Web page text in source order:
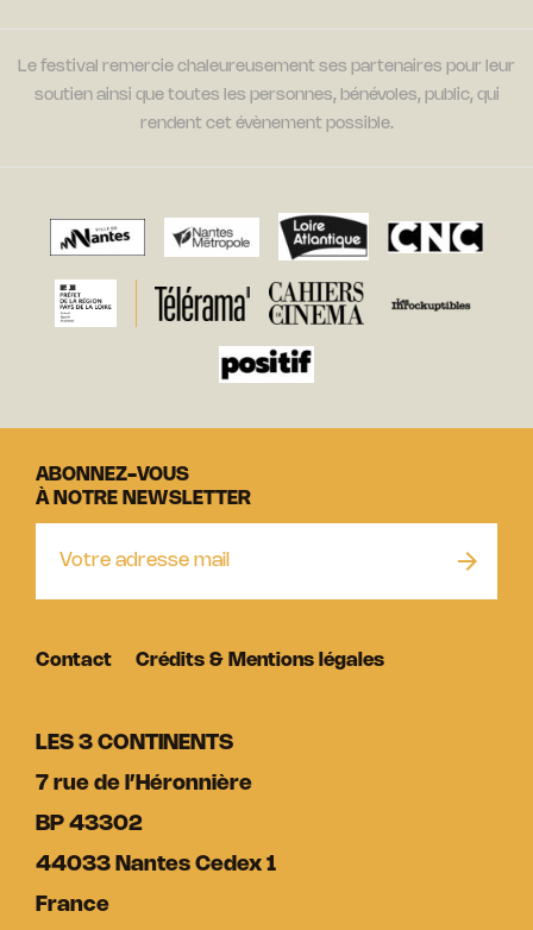
Le festival remercie chaleureusement ses partenaires pour leur
soutien ainsi que toutes les personnes, bénévoles, public, qui
rendent cet évènement possible.
LES 3 CONTINENTS
7 rue de l’Héronnière
BP 43302
44033 Nantes Cedex 1
France
ABONNEZ-VOUS
À NOTRE NEWSLETTER
Contact Crédits & Mentions légales